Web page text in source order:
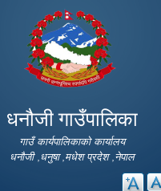
main
content
धनौजी गाउँपालिका
गाउँ कार्यपालिकाको कार्यालय
धनौजी ,धनुषा ,मधेश प्रदेश ,नेपाल